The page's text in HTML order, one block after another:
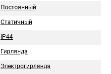
Постоянный
Статичный
IP44
Гирлянда
Электрогирлянда